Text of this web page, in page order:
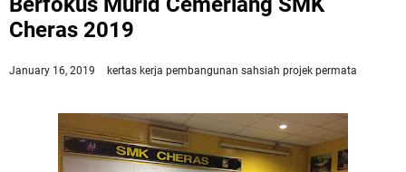
Cheras 2019
January 16, 2019 kertas kerja pembangunan sahsiah projek permata